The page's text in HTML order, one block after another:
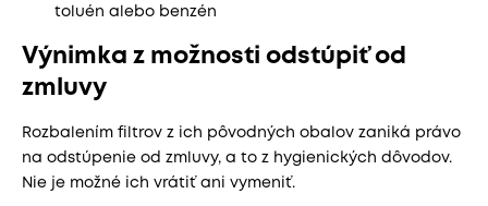
toluén alebo benzén
Výnimka z možnosti odstúpiť od
zmluvy
Rozbalením filtrov z ich pôvodných obalov zaniká právo
na odstúpenie od zmluvy, a to z hygienických dôvodov.
Nie je možné ich vrátiť ani vymeniť.